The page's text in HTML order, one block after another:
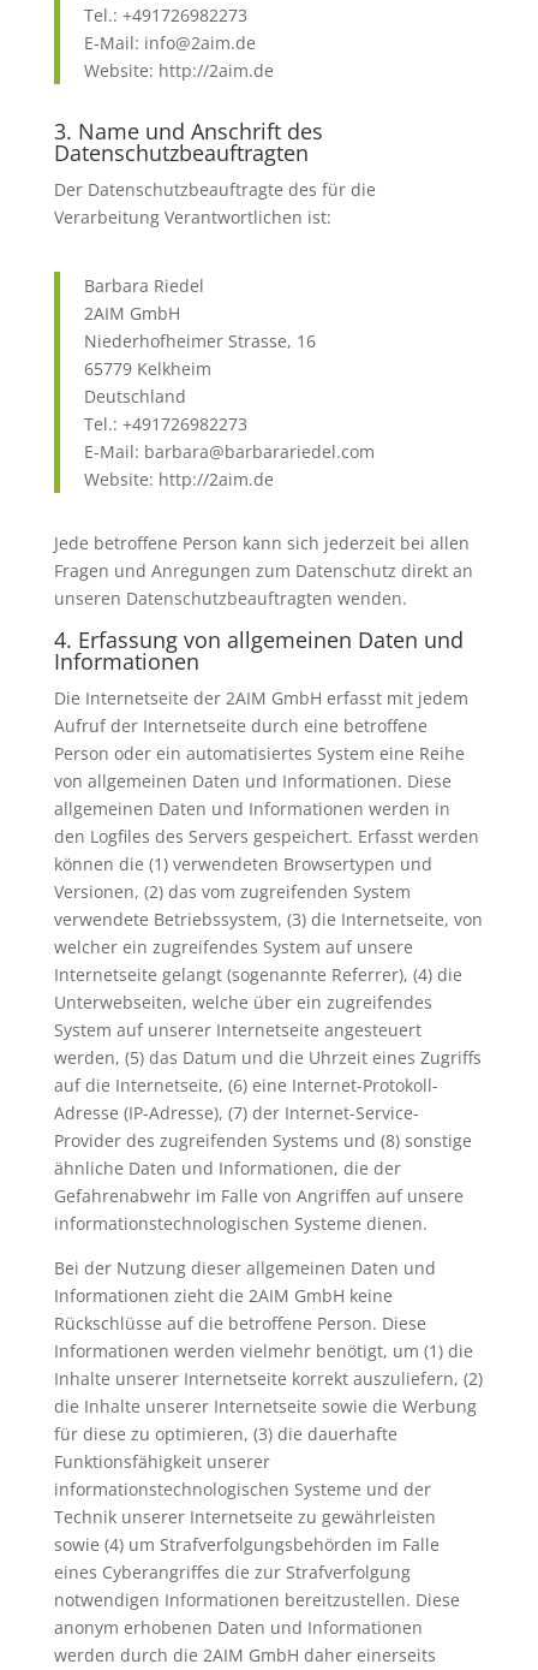
Tel.: +491726982273
E-Mail: info@2aim.de
Website: http://2aim.de
3. Name und Anschrift des
Datenschutzbeauftragten
Der Datenschutzbeauftragte des für die
Verarbeitung Verantwortlichen ist:
Barbara Riedel
2AIM GmbH
Niederhofheimer Strasse, 16
65779 Kelkheim
Deutschland
Tel.: +491726982273
E-Mail: barbara@barbarariedel.com
Website: http://2aim.de
Jede betroffene Person kann sich jederzeit bei allen
Fragen und Anregungen zum Datenschutz direkt an
unseren Datenschutzbeauftragten wenden.
4. Erfassung von allgemeinen Daten und
Informationen
Die Internetseite der 2AIM GmbH erfasst mit jedem
Aufruf der Internetseite durch eine betroffene
Person oder ein automatisiertes System eine Reihe
von allgemeinen Daten und Informationen. Diese
allgemeinen Daten und Informationen werden in
den Logfiles des Servers gespeichert. Erfasst werden
können die (1) verwendeten Browsertypen und
Versionen, (2) das vom zugreifenden System
verwendete Betriebssystem, (3) die Internetseite, von
welcher ein zugreifendes System auf unsere
Internetseite gelangt (sogenannte Referrer), (4) die
Unterwebseiten, welche über ein zugreifendes
System auf unserer Internetseite angesteuert
werden, (5) das Datum und die Uhrzeit eines Zugriffs
auf die Internetseite, (6) eine Internet-Protokoll-
Adresse (IP-Adresse), (7) der Internet-Service-
Provider des zugreifenden Systems und (8) sonstige
ähnliche Daten und Informationen, die der
Gefahrenabwehr im Falle von Angriffen auf unsere
informationstechnologischen Systeme dienen.
Bei der Nutzung dieser allgemeinen Daten und
Informationen zieht die 2AIM GmbH keine
Rückschlüsse auf die betroffene Person. Diese
Informationen werden vielmehr benötigt, um (1) die
Inhalte unserer Internetseite korrekt auszuliefern, (2)
die Inhalte unserer Internetseite sowie die Werbung
für diese zu optimieren, (3) die dauerhafte
Funktionsfähigkeit unserer
informationstechnologischen Systeme und der
Technik unserer Internetseite zu gewährleisten
sowie (4) um Strafverfolgungsbehörden im Falle
eines Cyberangriffes die zur Strafverfolgung
notwendigen Informationen bereitzustellen. Diese
anonym erhobenen Daten und Informationen
werden durch die 2AIM GmbH daher einerseits